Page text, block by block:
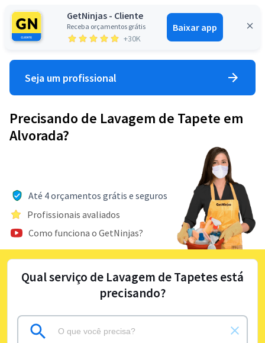
GetNinjas - Cliente
Receba orçamentos grátis
+30K
Baixar app
Entrar
Seja um profissional
Precisando de Lavagem de Tapete em
Alvorada?
Até 4 orçamentos grátis e seguros
Profissionais avaliados
Como funciona o GetNinjas?
Qual serviço de Lavagem de Tapetes está
precisando?